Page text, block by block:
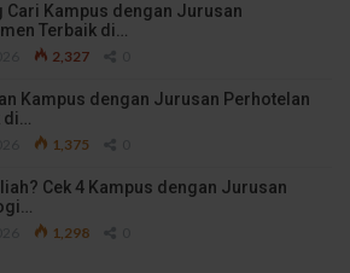
Cari Kampus dengan Jurusan
Terbaik di…
2,327
Kampus dengan Jurusan Perhotelan
1,375
Cek 4 Kampus dengan Jurusan
1,298